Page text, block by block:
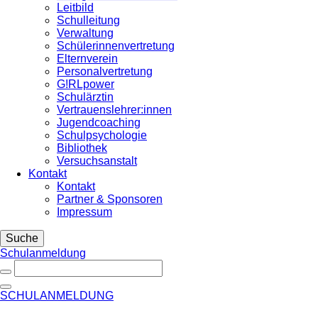
Leitbild
Schulleitung
Verwaltung
Schülerinnenvertretung
Elternverein
Personalvertretung
G!RLpower
Schulärztin
Vertrauenslehrer:innen
Jugendcoaching
Schulpsychologie
Bibliothek
Versuchsanstalt
Kontakt
Kontakt
Partner & Sponsoren
Impressum
Suche
Schulanmeldung
SCHULANMELDUNG